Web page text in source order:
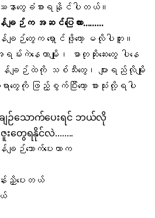
ဿနာတွေခံစားရနိုင်ပါတယ်။
ျဉ်က အဆင်ပြေလား………
ျဉ်တွေက ရှောင်ဖို့တော့ မလိုပါဘူး။
ကဲနေတာမျိုး၊ ဓာတုဆိုးဆေးတွေ ပါနေ
ဒိန်ချဉ်ထဲကို သစ်သီးတွေ၊ပျားရည်လိုမျိုး
ေကို ဖြည့်စွက်ပြီးတော့ စားသုံးလို့ရပါ
ချဉ်သောက်ပေးရင် ဘယ်လို
ဇူးတွေရနိုင်လဲ……..
ဉ်သောက်ပေးတာက
းညှိပေးတယ်